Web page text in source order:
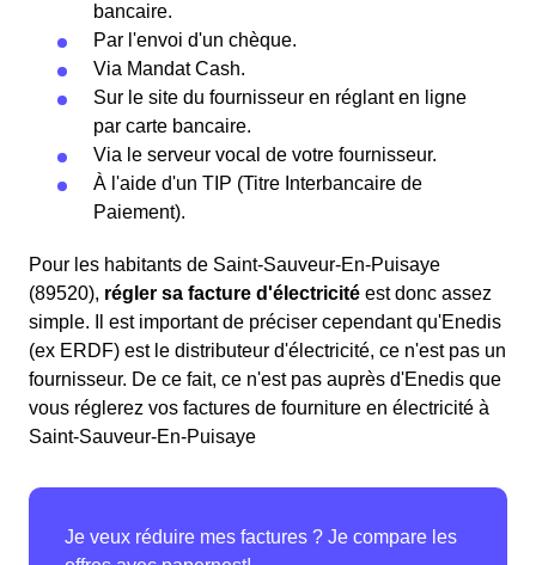
bancaire.
Par l'envoi d'un chèque.
Via Mandat Cash.
Sur le site du fournisseur en réglant en ligne
par carte bancaire.
Via le serveur vocal de votre fournisseur.
À l'aide d'un TIP (Titre Interbancaire de
Paiement).
Pour les habitants de Saint-Sauveur-En-Puisaye
(89520), régler sa facture d'électricité est donc assez
simple. Il est important de préciser cependant qu'Enedis
(ex ERDF) est le distributeur d'électricité, ce n'est pas un
fournisseur. De ce fait, ce n'est pas auprès d'Enedis que
vous réglerez vos factures de fourniture en électricité à
Saint-Sauveur-En-Puisaye